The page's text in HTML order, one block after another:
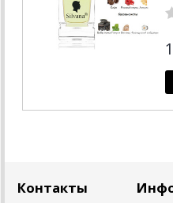
Контакты